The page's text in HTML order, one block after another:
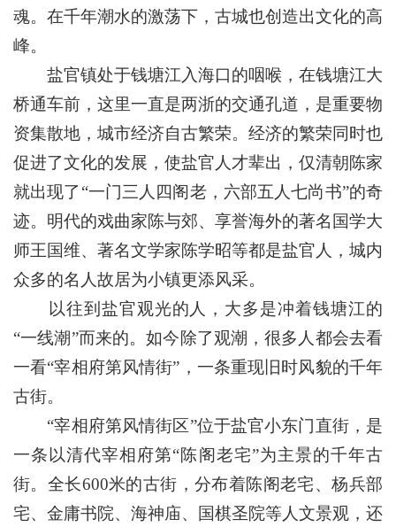
魂。在千年潮水的激荡下，古城也创造出文化的高
峰。
盐官镇处于钱塘江入海口的咽喉，在钱塘江大
桥通车前，这里一直是两浙的交通孔道，是重要物
资集散地，城市经济自古繁荣。经济的繁荣同时也
促进了文化的发展，使盐官人才辈出，仅清朝陈家
就出现了“一门三人四阁老，六部五人七尚书”的奇
迹。明代的戏曲家陈与郊、享誉海外的著名国学大
师王国维、著名文学家陈学昭等都是盐官人，城内
众多的名人故居为小镇更添风采。
以往到盐官观光的人，大多是冲着钱塘江的
“一线潮”而来的。如今除了观潮，很多人都会去看
一看“宰相府第风情街”，一条重现旧时风貌的千年
古街。
“宰相府第风情街区”位于盐官小东门直街，是
一条以清代宰相府第“陈阁老宅”为主景的千年古
街。全长600米的古街，分布着陈阁老宅、杨兵部
宅、金庸书院、海神庙、国棋圣院等人文景观，还